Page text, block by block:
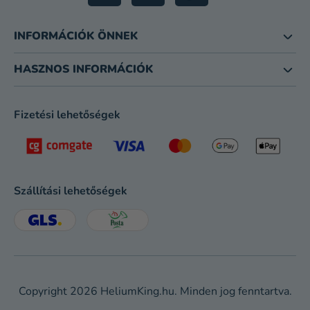
INFORMÁCIÓK ÖNNEK
HASZNOS INFORMÁCIÓK
Fizetési lehetőségek
Szállítási lehetőségek
Copyright 2026 HeliumKing.hu. Minden jog fenntartva.